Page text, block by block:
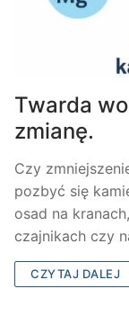
Twarda
zmianę.
Czy
pozbyć się
osad na
czajnikach czy
CZYTAJ DALEJ